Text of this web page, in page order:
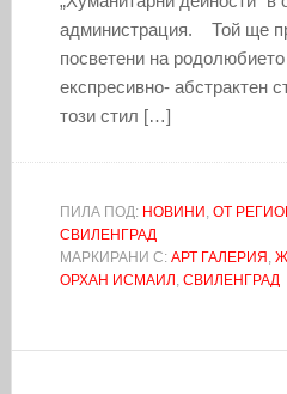
администрация. Той ще
посветени на родолюбието
експресивно- абстрактен
този стил […]
ПИЛА ПОД: НОВИНИ , ОТ
СВИЛЕНГРАД
МАРКИРАНИ С: АРТ ГАЛЕРИЯ ,
ОРХАН ИСМАИЛ , СВИЛЕНГРАД